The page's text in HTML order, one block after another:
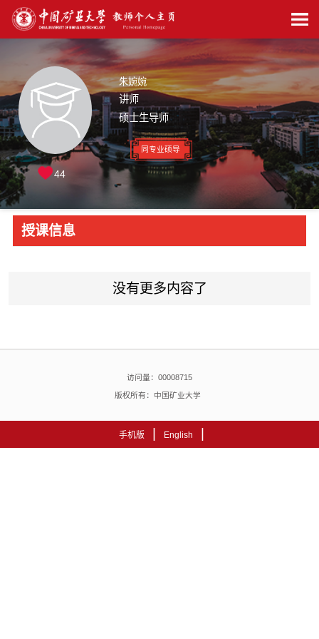
朱婉婉
讲师
硕士生导师
同专业硕导
44
授课信息
没有更多内容了
访问量： 00008715
版权所有：中国矿业大学
手机版 English